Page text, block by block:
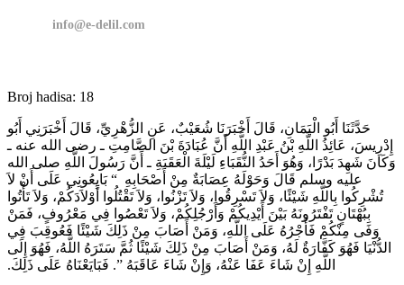
info@e-delil.com
Broj hadisa: 18
حَدَّثَنَا أَبُو الْيَمَانِ، قَالَ أَخْبَرَنَا شُعَيْبٌ، عَنِ الزُّهْرِيِّ، قَالَ أَخْبَرَنِي أَبُو
إِدْرِيسَ، عَائِذُ اللَّهِ بْنُ عَبْدِ اللَّهِ أَنَّ عُبَادَةَ بْنَ الصَّامِتِ ـ رضى الله عنه ـ
وَكَانَ شَهِدَ بَدْرًا، وَهُوَ أَحَدُ النُّقَبَاءِ لَيْلَةَ الْعَقَبَةِ ـ أَنَّ رَسُولَ اللَّهِ صلى الله
عليه وسلم قَالَ وَحَوْلَهُ عِصَابَةٌ مِنْ أَصْحَابِهِ ‏ “‏ بَايِعُونِي عَلَى أَنْ لاَ
تُشْرِكُوا بِاللَّهِ شَيْئًا، وَلاَ تَسْرِقُوا، وَلاَ تَزْنُوا، وَلاَ تَقْتُلُوا أَوْلاَدَكُمْ، وَلاَ تَأْتُوا
بِبُهْتَانٍ تَفْتَرُونَهُ بَيْنَ أَيْدِيكُمْ وَأَرْجُلِكُمْ، وَلاَ تَعْصُوا فِي مَعْرُوفٍ، فَمَنْ
وَفَى مِنْكُمْ فَأَجْرُهُ عَلَى اللَّهِ، وَمَنْ أَصَابَ مِنْ ذَلِكَ شَيْئًا فَعُوقِبَ فِي
الدُّنْيَا فَهُوَ كَفَّارَةٌ لَهُ، وَمَنْ أَصَابَ مِنْ ذَلِكَ شَيْئًا ثُمَّ سَتَرَهُ اللَّهُ، فَهُوَ إِلَى
اللَّهِ إِنْ شَاءَ عَفَا عَنْهُ، وَإِنْ شَاءَ عَاقَبَهُ ‏”‏‏.‏ فَبَايَعْنَاهُ عَلَى ذَلِكَ‏.‏